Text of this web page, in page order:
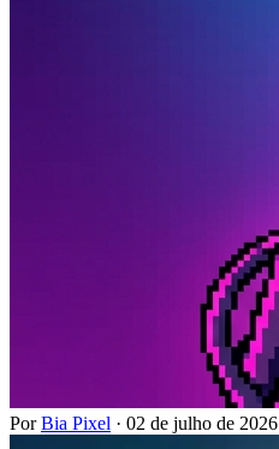
PorBia Pixel · 02 de julho de 2026